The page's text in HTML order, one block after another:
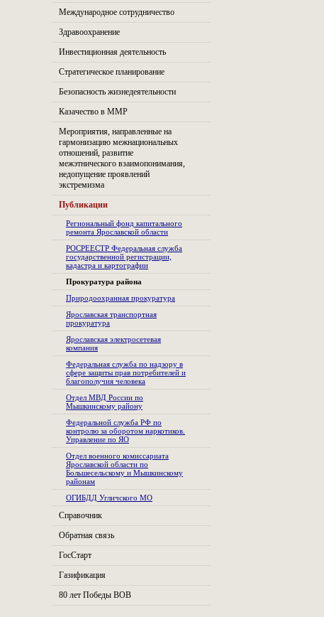
Международное сотрудничество
Здравоохранение
Инвестиционная деятельность
Стратегическое планирование
Безопасность жизнедеятельности
Казачество в ММР
Мероприятия, направленные на
гармонизацию межнациональных
отношений, развитие
межэтнического взаимопонимания,
недопущение проявлений
экстремизма
Публикации
Региональный фонд капитального
ремонта Ярославской области
РОСРЕЕСТР Федеральная служба
государственной регистрации,
кадастра и картографии
Прокуратура района
Природоохранная прокуратура
Ярославская транспортная
прокуратура
Ярославская электросетевая
компания
Федеральная служба по надзору в
сфере защиты прав потребителей и
благополучия человека
Отдел МВД России по
Мышкинскому району
Федеральной служба РФ по
контролю за оборотом наркотиков.
Управление по ЯО
Отдел военного комиссариата
Ярославской области по
Большесельскому и Мышкинскому
районам
ОГИБДД Угличского МО
Справочник
Обратная связь
ГосСтарт
Газификация
80 лет Победы ВОВ